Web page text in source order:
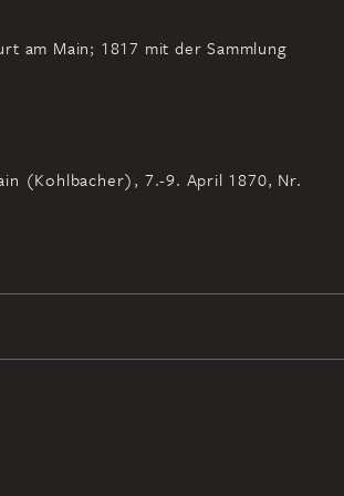
am Main; 1817 mit der Sammlung
(Kohlbacher), 7.-9. April 1870, Nr.